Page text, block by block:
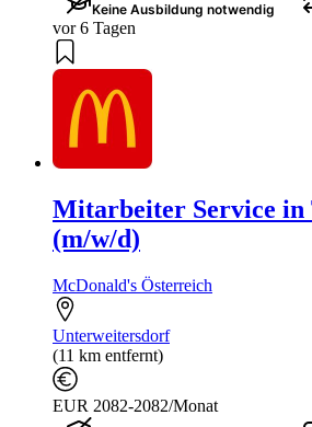
Keine Ausbildung notwendig
vor 6 Tagen
Mitarbeiter Service in
(m/w/d)
McDonald's Österreich
Unterweitersdorf
(11 km entfernt)
EUR 2082-2082/Monat